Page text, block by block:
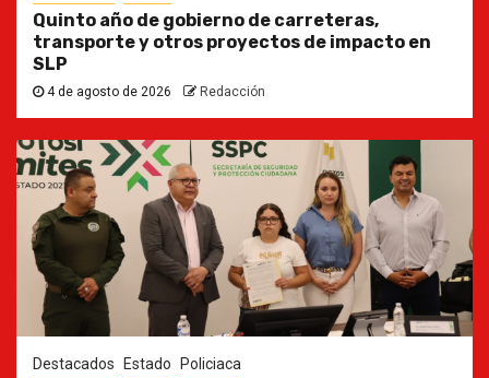
Quinto año de gobierno de carreteras,
transporte y otros proyectos de impacto en
SLP
4 de agosto de 2026 Redacción
Destacados Estado Policiaca